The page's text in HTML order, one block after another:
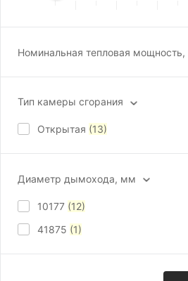
Номинальная тепловая мощность,
Тип камеры сгорания
Открытая (13)
Диаметр дымохода, мм
10177 (12)
41875 (1)